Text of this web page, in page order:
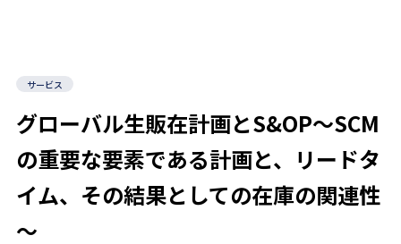
サービス
グローバル生販在計画とS&OP～SCM
の重要な要素である計画と、リードタ
イム、その結果としての在庫の関連性
～